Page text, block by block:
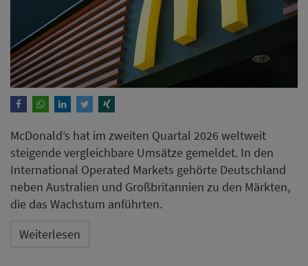
McDonald’s hat im zweiten Quartal 2026 weltweit
steigende vergleichbare Umsätze gemeldet. In den
International Operated Markets gehörte Deutschland
neben Australien und Großbritannien zu den Märkten,
die das Wachstum anführten.
Weiterlesen